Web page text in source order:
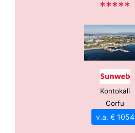
*****
Kontokali
Corfu
v.a. € 1054